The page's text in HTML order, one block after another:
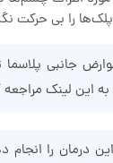
را بی حرکت
جانبی پلاسما
به این لینک مراجعه
درمان را